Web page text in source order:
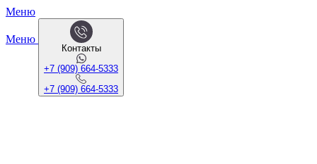
Меню
Меню
Контакты
+7 (909) 664-5333
+7 (909) 664-5333